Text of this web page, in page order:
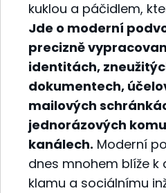
kuklou a páčidlem,
Jde o moderní
precizně
identitách,
dokumentech,
mailových
jednorázových
kanálech. Moderní
dnes mnohem blíže
klamu a sociálnímu